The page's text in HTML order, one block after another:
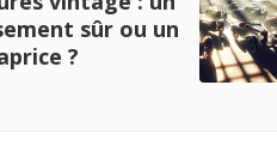
sûr ou un
?